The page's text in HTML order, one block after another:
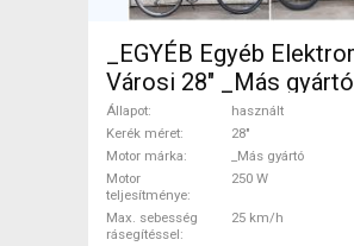
_EGYÉB Egyéb Elektromos
Városi 28" _Más gyártó
használt ELADÓ
Állapot
használt
Kerék méret
28"
Motor márka
_Más gyártó
Motor
teljesítménye
250 W
Max. sebesség
rásegítéssel
25 km/h